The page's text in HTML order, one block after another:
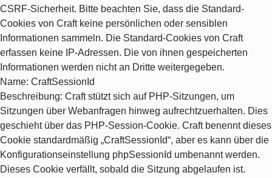
CSRF-Sicherheit. Bitte beachten Sie, dass die Standard-
Cookies von Craft keine persönlichen oder sensiblen
Informationen sammeln. Die Standard-Cookies von Craft
erfassen keine IP-Adressen. Die von ihnen gespeicherten
Informationen werden nicht an Dritte weitergegeben.
Name: CraftSessionId
Beschreibung: Craft stützt sich auf PHP-Sitzungen, um
Sitzungen über Webanfragen hinweg aufrechtzuerhalten. Dies
geschieht über das PHP-Session-Cookie. Craft benennt dieses
Cookie standardmäßig „CraftSessionId“, aber es kann über die
Konfigurationseinstellung phpSessionId umbenannt werden.
Dieses Cookie verfällt, sobald die Sitzung abgelaufen ist.